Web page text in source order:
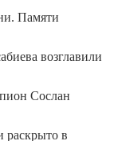
Памяти
возглавили
Сослан
раскрыто в